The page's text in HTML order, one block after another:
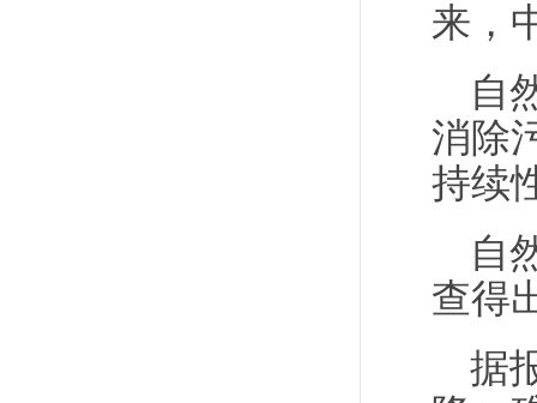
来，
自
消除
持续
自
查得
据